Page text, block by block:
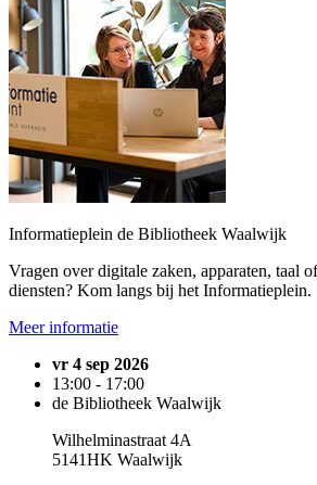
Informatieplein de Bibliotheek Waalwijk
Vragen over digitale zaken, apparaten, taal
diensten? Kom langs bij het Informatieplein.
Meer informatie
vr 4 sep 2026
13:00 - 17:00
de Bibliotheek Waalwijk
Wilhelminastraat 4A
5141HK Waalwijk